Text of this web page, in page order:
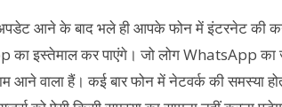
आने के बाद भले ही आपके फोन में इंटरनेट की
का इस्तेमाल कर पाएंगे। जो लोग WhatsApp
आने वाला हैं। कई बार फोन में नेटवर्क की समस्या